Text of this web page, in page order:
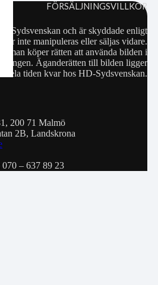
FÖRSÄLJNINGSVILLKOR
Sydsvenskan och är skyddade enligt
får inte manipuleras eller säljas vidare.
man köper rätten att använda bilden i
Äganderätten till bilden ligger
hela tiden kvar hos HD-Sydsvenskan.
200 71 Malmö
2B, Landskrona
– 637 89 23